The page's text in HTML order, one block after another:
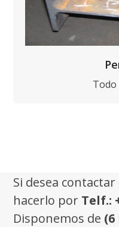
Si desea
hacerlo por Telf.:
Disponemos de